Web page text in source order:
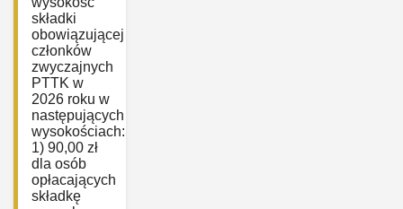
składki
obowiązującej
członków
zwyczajnych
PTTK w
2026 roku w
następujących
wysokościach:
1) 90,00 zł
dla osób
opłacających
składkę